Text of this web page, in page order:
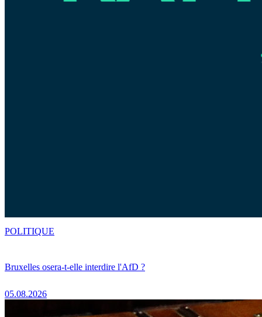
Bruxelles osera-t-elle interdire l'AfD ?
05.08.2026
POLITIQUE